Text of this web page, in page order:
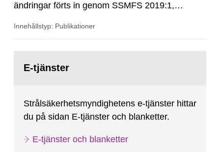
ändringar förts in genom SSMFS 2019:1,
Innehållstyp: Publikationer
sida:E-tjänster
Strålsäkerhetsmyndighetens e-tjänster hittar
du på sidan E-tjänster och blanketter.
E-tjänster och blanketter